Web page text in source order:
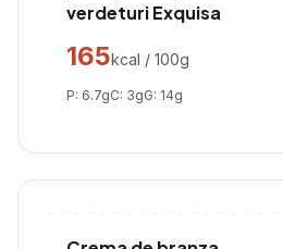
verdeturi Exquisa
165kcal / 100g
P: 6.7gC: 3gG: 14g